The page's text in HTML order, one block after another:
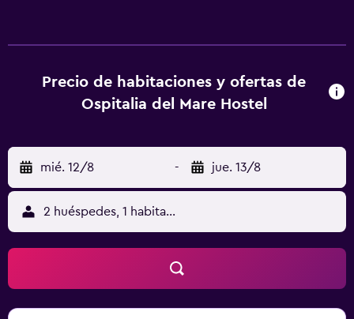
declarada Patrimonio de la Humanidad por la UNESCO,
Precio de habitaciones y ofertas de
Ospitalia del Mare Hostel
mié. 12/8 - jue. 13/8
2 huéspedes, 1 habitación